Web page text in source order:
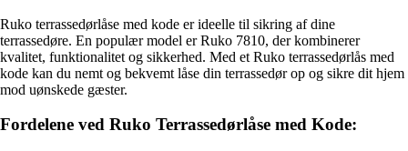
Ruko terrassedørlåse med kode er ideelle til sikring af dine
terrassedøre. En populær model er Ruko 7810, der kombinerer
kvalitet, funktionalitet og sikkerhed. Med et Ruko terrassedørlås med
kode kan du nemt og bekvemt låse din terrassedør op og sikre dit hjem
mod uønskede gæster.
Fordelene ved Ruko Terrassedørlåse med Kode: